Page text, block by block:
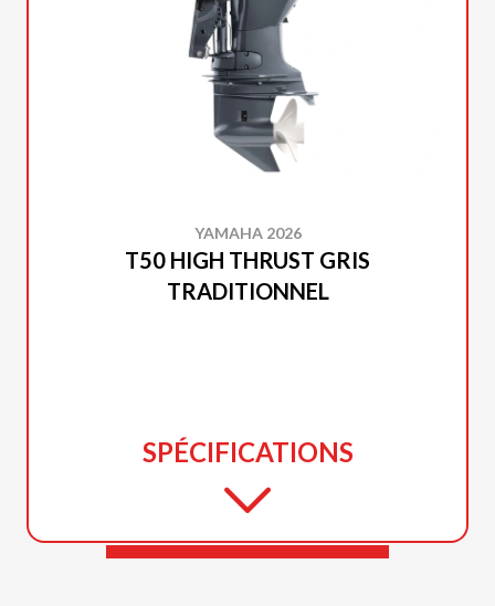
YAMAHA 2026
T50 HIGH THRUST GRIS
TRADITIONNEL
SPÉCIFICATIONS